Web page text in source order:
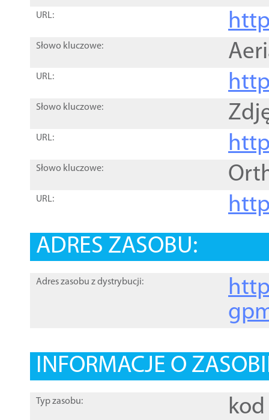
URL:
Słowo kluczowe:
URL:
Słowo kluczowe:
URL:
Słowo kluczowe:
URL:
ADRES ZASOBU:
Adres zasobu z dystrybucji:
INFORMACJE O
Typ zasobu: kod